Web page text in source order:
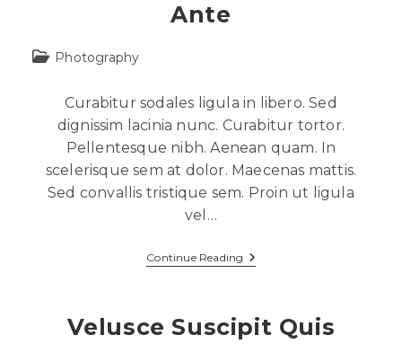
Ante
Photography
Curabitur sodales ligula in libero. Sed
dignissim lacinia nunc. Curabitur tortor.
Pellentesque nibh. Aenean quam. In
scelerisque sem at dolor. Maecenas mattis.
Sed convallis tristique sem. Proin ut ligula
vel…
Continue Reading
Velusce Suscipit Quis